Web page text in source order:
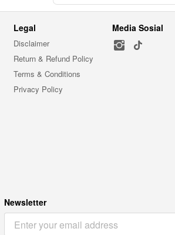
Legal
Disclaimer
Return & Refund Policy
Terms & Conditions
Privacy Policy
Media Sosial
Newsletter